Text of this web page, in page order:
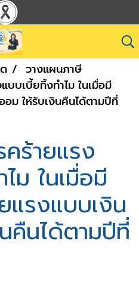
วางแผนภาษี
บบเบี้ยทิ้งทำไม ในเมื่อมี
อม ให้รับเงินคืนได้ตามปีที่
คร้ายแรง
ม ในเมื่อมี
แรงแบบเงิน
คืนได้ตามปีที่